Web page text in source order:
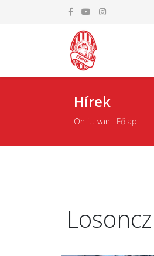
Hírek
Ön itt van: Főlap